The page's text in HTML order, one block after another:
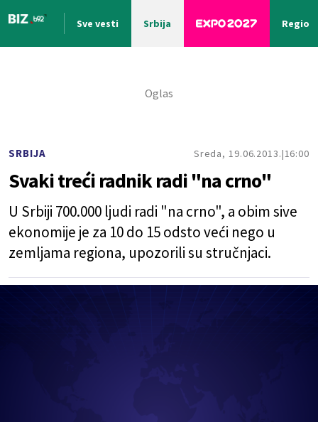
Sve vesti Srbija Region
SRBIJA Sreda, 19.06.2013. 16:00
Svaki treći radnik radi "na crno"
U Srbiji 700.000 ljudi radi "na crno", a obim sive
ekonomije je za 10 do 15 odsto veći nego u
zemljama regiona, upozorili su stručnjaci.